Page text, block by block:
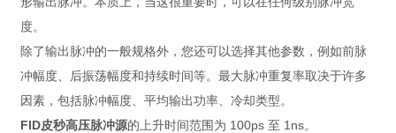
度。
除了输出脉冲的一般规格外，您还可以选择其他参数，例如前脉
冲幅度、后振荡幅度和持续时间等。最大脉冲重复率取决于许多
因素，包括脉冲幅度、平均输出功率、冷却类型。
FID皮秒高压脉冲源的上升时间范围为 100ps 至 1ns。